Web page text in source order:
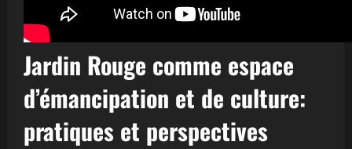
Jardin Rouge comme espace
d’émancipation et de culture:
pratiques et perspectives